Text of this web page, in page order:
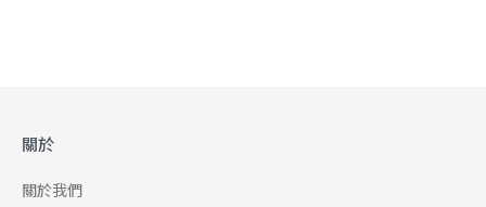
關於
關於我們